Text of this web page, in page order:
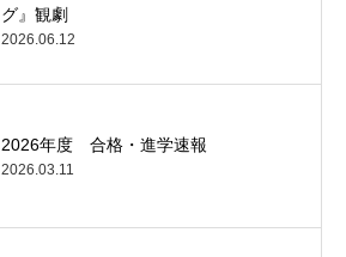
グ』観劇
2026.06.12
2026年度 合格・進学速報
2026.03.11